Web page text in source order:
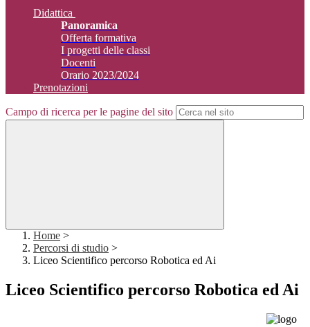
Didattica
Panoramica
Offerta formativa
I progetti delle classi
Docenti
Orario 2023/2024
Prenotazioni
Campo di ricerca per le pagine del sito
Home >
Percorsi di studio >
Liceo Scientifico percorso Robotica ed Ai
Liceo Scientifico percorso Robotica ed Ai